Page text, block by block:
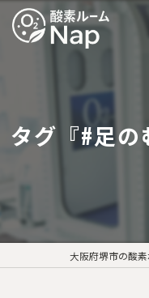
タグ『#足
大阪府堺市の酸